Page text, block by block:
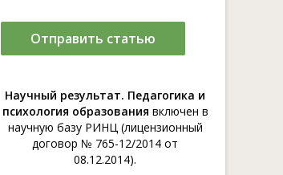
Отправить статью
Научный результат. Педагогика и
психология образования включен в
научную базу РИНЦ (лицензионный
договор № 765-12/2014 от
08.12.2014).